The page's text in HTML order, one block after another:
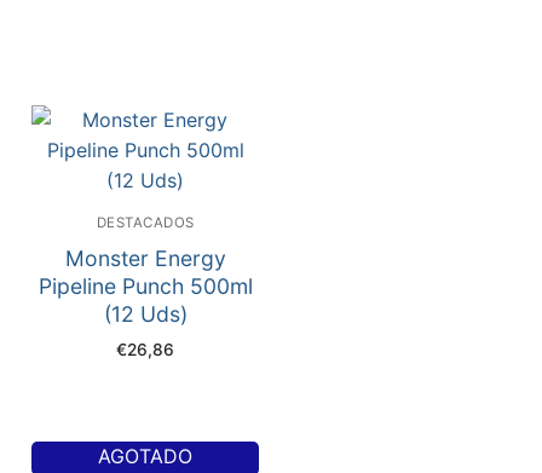
DESTACADOS
Monster Energy
Pipeline Punch 500ml
(12 Uds)
€26,86
AGOTADO